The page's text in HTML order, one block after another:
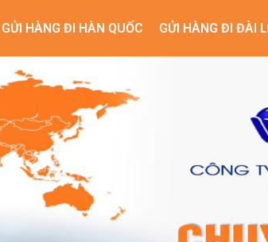
GỬI HÀNG ĐI HÀN QUỐC GỬI HÀNG ĐI ĐÀI